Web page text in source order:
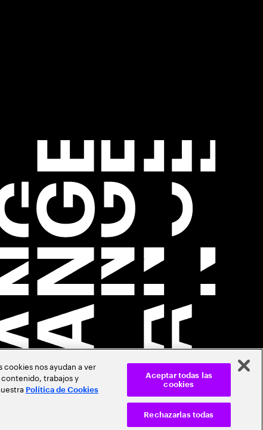
nos ayudan a ver
trabajos y
Política de Cookies
Rechazarlas todas
Aceptar todas las
cookies